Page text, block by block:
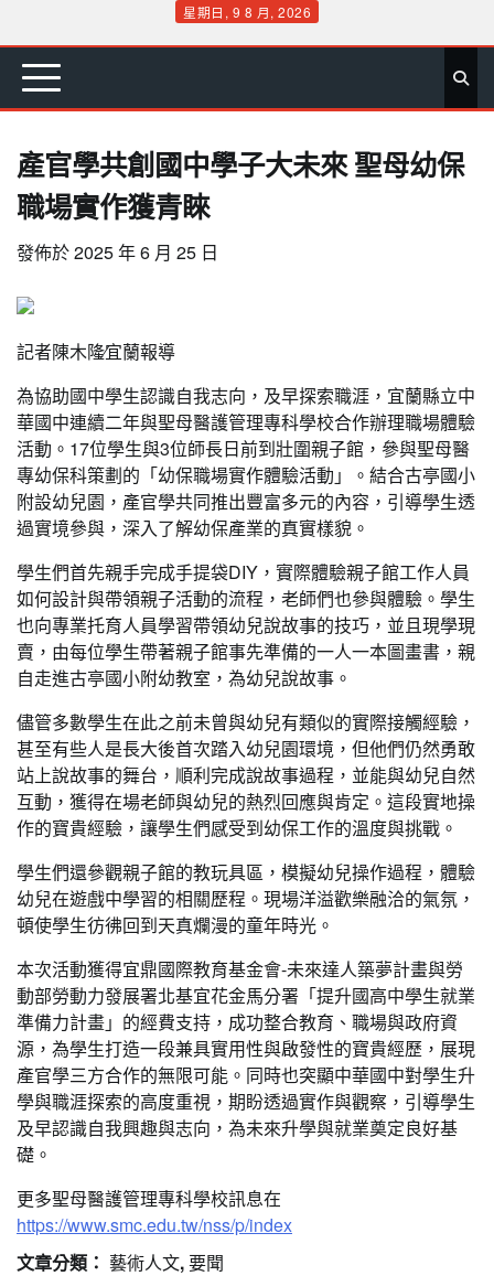
content
星期日, 9 8 月, 2026
首 要 娛 生 社 文 公 運 旅 政 地 專
產官學共創國中學子大未來 聖母幼保
職場實作獲青睞
發佈於2025 年 6 月 25 日
記者陳木隆∕宜蘭報導
為協助國中學生認識自我志向，及早探索職涯，宜蘭縣立中
華國中連續二年與聖母醫護管理專科學校合作辦理職場體驗
活動。17位學生與3位師長日前到壯圍親子館，參與聖母醫
專幼保科策劃的「幼保職場實作體驗活動」。結合古亭國小
附設幼兒園，產官學共同推出豐富多元的內容，引導學生透
過實境參與，深入了解幼保產業的真實樣貌。
學生們首先親手完成手提袋DIY，實際體驗親子館工作人員
如何設計與帶領親子活動的流程，老師們也參與體驗。學生
也向專業托育人員學習帶領幼兒說故事的技巧，並且現學現
賣，由每位學生帶著親子館事先準備的一人一本圖畫書，親
自走進古亭國小附幼教室，為幼兒說故事。
儘管多數學生在此之前未曾與幼兒有類似的實際接觸經驗，
甚至有些人是長大後首次踏入幼兒園環境，但他們仍然勇敢
站上說故事的舞台，順利完成說故事過程，並能與幼兒自然
互動，獲得在場老師與幼兒的熱烈回應與肯定。這段實地操
作的寶貴經驗，讓學生們感受到幼保工作的溫度與挑戰。
學生們還參觀親子館的教玩具區，模擬幼兒操作過程，體驗
幼兒在遊戲中學習的相關歷程。現場洋溢歡樂融洽的氣氛，
頓使學生彷彿回到天真爛漫的童年時光。
本次活動獲得宜鼎國際教育基金會-未來達人築夢計畫與勞
動部勞動力發展署北基宜花金馬分署「提升國高中學生就業
準備力計畫」的經費支持，成功整合教育、職場與政府資
源，為學生打造一段兼具實用性與啟發性的寶貴經歷，展現
產官學三方合作的無限可能。同時也突顯中華國中對學生升
學與職涯探索的高度重視，期盼透過實作與觀察，引導學生
及早認識自我興趣與志向，為未來升學與就業奠定良好基
礎。
更多聖母醫護管理專科學校訊息在
https://www.smc.edu.tw/nss/p/index
文章分類： 藝術人文,要聞